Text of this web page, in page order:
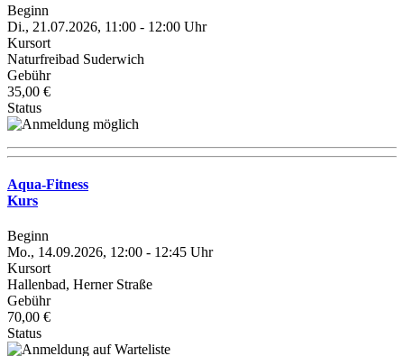
Beginn
Di., 21.07.2026, 11:00 - 12:00 Uhr
Kursort
Naturfreibad Suderwich
Gebühr
35,00 €
Status
Aqua-Fitness
Kurs
Beginn
Mo., 14.09.2026, 12:00 - 12:45 Uhr
Kursort
Hallenbad, Herner Straße
Gebühr
70,00 €
Status